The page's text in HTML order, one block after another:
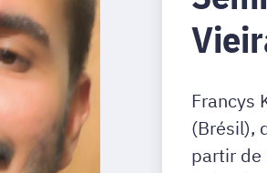
Francys
(Brésil),
partir de